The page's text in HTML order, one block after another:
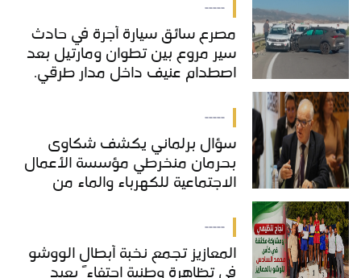
-----
مصرع سائق سيارة أجرة في حادث
سير مروع بين تطوان ومارتيل بعد
اصطدام عنيف داخل مدار طرقي.
-----
سؤال برلماني يكشف شكاوى
بحرمان منخرطي مؤسسة الأعمال
الاجتماعية للكهرباء والماء من
-----
المعازيز تجمع نخبة أبطال الووشو